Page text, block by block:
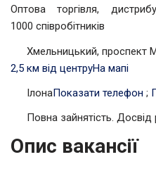
Оптова торгівля,
1000 співробітників
Хмельницький, проспект
2,5 км від центруНа мапі
ІлонаПоказати телефон ;
Повна зайнятість. Досвід
Опис вакансії